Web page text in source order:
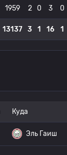
1959 2 0 3 0
13137 3 1 16 1
Куда
Эль Гаиш